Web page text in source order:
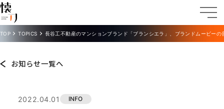
TOP TOPICS 長谷工不動産のマンションブランド「ブランシエラ」、ブランドムービーの
お知らせ一覧へ
2022.04.01 INFO